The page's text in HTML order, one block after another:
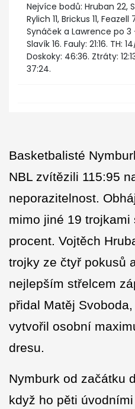
Nejvíce bodů: Hruban 22,
Rylich 11, Brickus 11,
Synáček a Lawrence po 3
Slavík 16. Fauly: 21:16. TH:
Doskoky: 46:36. Ztráty:
37:24.
Basketbalisté
NBL zvítězili 115:95
neporazitelnost.
mimo jiné 19
procent. Vojtěch
trojky ze čtyř pokusů
nejlepším střelcem
přidal Matěj
vytvořil osobní
dresu.
Nymburk od začátku
když ho pěti